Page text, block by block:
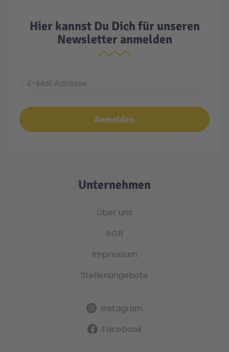
Hier kannst Du Dich für unseren
Newsletter anmelden
Anmelden
Unternehmen
Über uns
AGB
Impressum
Stellenangebote
Instagram
Facebook